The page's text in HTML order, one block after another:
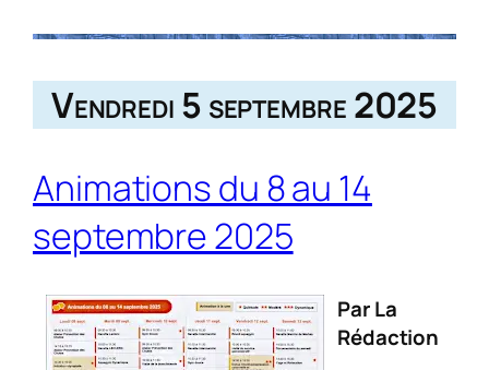
Vendredi 5 septembre 2025
Animations du 8 au 14
septembre 2025
Par La
Rédaction